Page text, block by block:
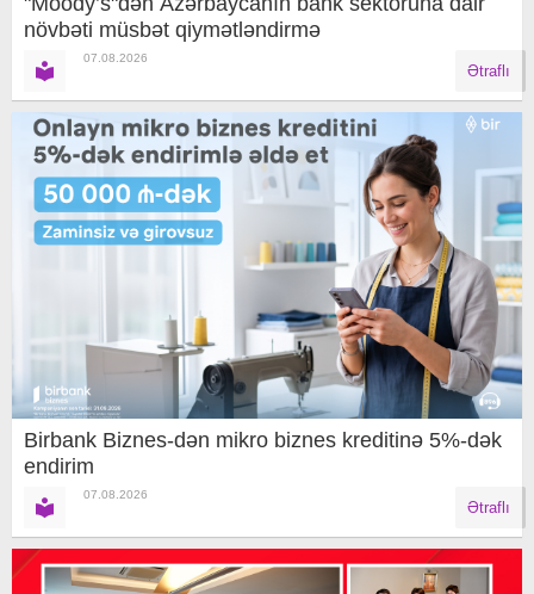
növbəti müsbət qiymətləndirmə
07.08.2026
Ətraflı
Birbank Biznes-dən mikro biznes kreditinə 5%-dək
endirim
07.08.2026
Ətraflı